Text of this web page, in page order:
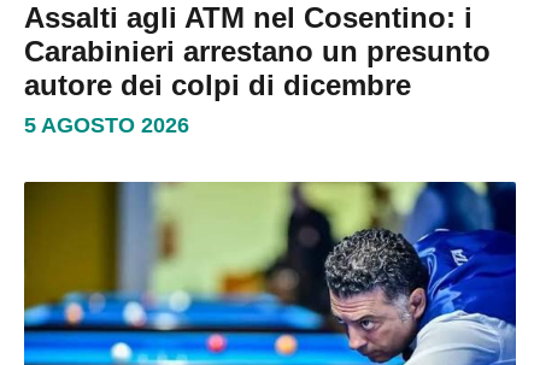
Assalti agli ATM nel Cosentino: i
Carabinieri arrestano un presunto
autore dei colpi di dicembre
5 AGOSTO 2026